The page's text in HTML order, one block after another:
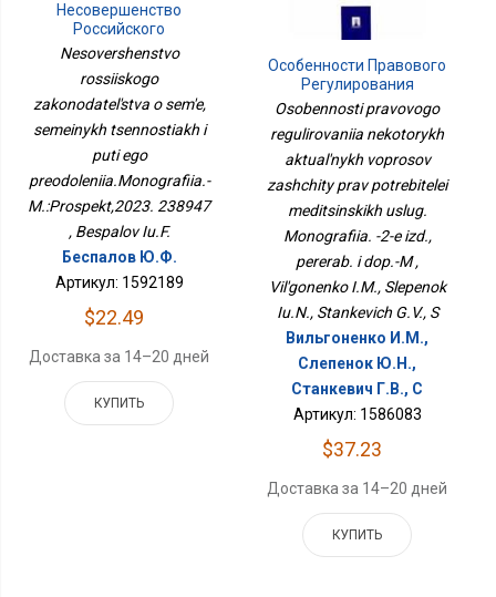
Несовершенство
Российского
Законодательства О
Ценностях И Пути Его
Преодоления.Монография.-
М.:Проспект,2023.
238947
Nesovershenstvo
rossiiskogo
zakonodatel'stva o sem'e,
semeinykh tsennostiakh i
puti ego
preodoleniia.Monografiia.-
M.:Prospekt,2023. 238947
, Bespalov Iu.F.
Беспалов Ю.Ф.
Артикул: 1592189
$22.49
Доставка за 14–20 дней
КУПИТЬ
Особенности Правового
Регулирования
Некоторых Актуальных
Вопросов Защиты Прав
Потребителей
Медицинских Услуг.
Монография. -2-Е Изд.,
Перераб. И Доп.-М
Osobennosti pravovogo
regulirovaniia nekotorykh
aktual'nykh voprosov
zashchity prav potrebitelei
meditsinskikh uslug.
Monografiia. -2-e izd.,
pererab. i dop.-M ,
Vil'gonenko I.M., Slepenok
Iu.N., Stankevich G.V., S
Вильгоненко И.М.,
Слепенок Ю.Н.,
Станкевич Г.В., С
Артикул: 1586083
$37.23
Доставка за 14–20 дней
КУПИТЬ